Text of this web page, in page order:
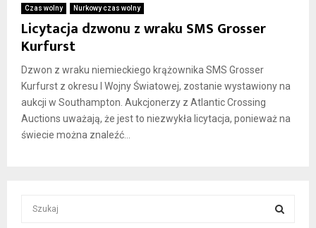
Czas wolny Nurkowy czas wolny
Licytacja dzwonu z wraku SMS Grosser
Kurfurst
Dzwon z wraku niemieckiego krążownika SMS Grosser
Kurfurst z okresu I Wojny Światowej, zostanie wystawiony na
aukcji w Southampton. Aukcjonerzy z Atlantic Crossing
Auctions uważają, że jest to niezwykła licytacja, ponieważ na
świecie można znaleźć...